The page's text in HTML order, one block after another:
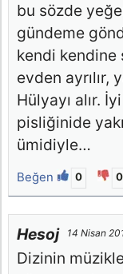
bu sözde
gündeme
kendi kendine
evden ayrılır,
Hülyayı alır.
pisliğinide
ümidiyle…
Beğen 0 0
Hesoj 14 Nisan
Dizinin